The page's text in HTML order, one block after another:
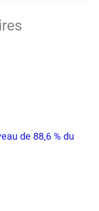
de 88,6 % du